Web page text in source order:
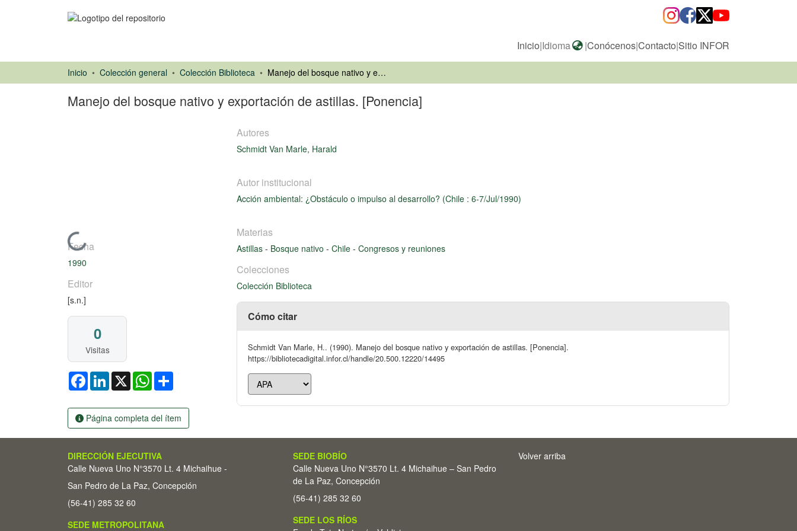
Inicio|Idioma |Conócenos|Contacto|Sitio INFOR
Inicio Colección general Colección Biblioteca Manejo del bosque nativo y exportación de astillas. [Ponencia]
Manejo del bosque nativo y exportación de astillas. [Ponencia]
Cargando...
Fecha
1990
Editor
[s.n.]
0
Visitas
FacebookLinkedIn
X WhatsApp
Página completa del ítem
Autores
Schmidt Van Marle, Harald
Autor institucional
Acción ambiental: ¿Obstáculo o impulso al desarrollo? (Chile : 6-7/Jul/1990)
Materias
Astillas - Bosque nativo - Chile - Congresos y reuniones
Colecciones
Colección Biblioteca
Cómo citar
Schmidt Van Marle, H.. (1990). Manejo del bosque nativo y exportación de astillas. [Ponencia].
https://bibliotecadigital.infor.cl/handle/20.500.12220/14495
DIRECCIÓN EJECUTIVA
Calle Nueva Uno N°3570 Lt. 4 Michaihue -
San Pedro de La Paz, Concepción
(56-41) 285 32 60
SEDE METROPOLITANA
SEDE BIOBÍO
Calle Nueva Uno N°3570 Lt. 4 Michaihue – San Pedro
de La Paz, Concepción
(56-41) 285 32 60
SEDE LOS RÍOS
Volver arriba